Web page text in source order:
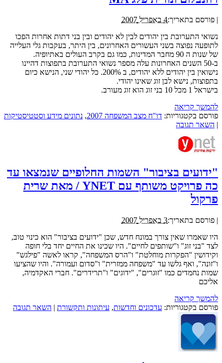
| פורסם בתאריך:4 באפריל 2007
נשואי התערובת בין יהודים לבין לא יהודים ובין בני דתות אחרות הפכו
לתופעה נפוצה בשני העשורים האחרונים, בין היתר, בעקבות גלי העלייה
של שנות ה 90 מחבר המדינות, כמו גם בקרב העולים באתיופיה.
ב-50 השנים האחרונות עלה מספר נשואי התערובת בתפוצות דהיינו
נישואין בין יהודים ללא יהודים, ב 200%. כל יהודי שני, הנישא כיום
בתפוצות, נישא לבן זוג שאינו יהודי.
בישראל 1 מכל 10 בני זוג הוא זוג מעורב.
להמשך קריאה
פורסם בקטגוריות: דו"ח מצב המשפחה 2007 , נתונים מידע וסטטיסטיקות
| השאר תגובה
"ידועים בציבור" השמות החלופיים שנמצאו עד
כה פרויקט משותף עם YNET / מאת שרית
פרקול
| פורסם בתאריך:3 באפריל 2007
היו שאמרו שאין צורך במונח חדש, שכן "ידועים בציבור" הוא כינוי טוב,
לצד "בני זוג" ו"שותפים לחיים". היו שכינו את החיים יחד בלי חופה
וקידושין "הפקרות מוחלטת" ו"הרס המשפחה", קראו לאשה "פילגש"
ו"זונה", ואף גלשו עד "משפחה ממזרית" ו"סדום ועמורה". והיו שהציעו
שמות נחמדים כמו "זוּגרים", "ידוגים" ו"תרידרים". חברי האקדמיה,
אליכם
להמשך קריאה
פורסם בקטגוריות: עדכונים וחדשות, עיתונות ותקשורת | השאר תגובה